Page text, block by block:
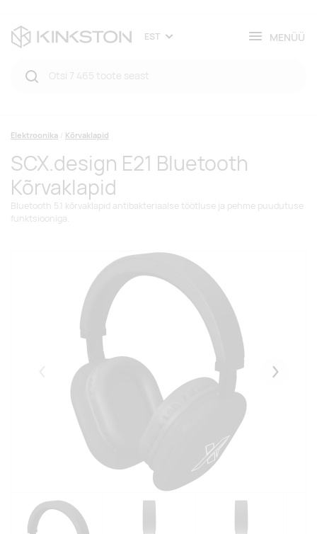
EST MENÜÜ
Elektroonika Kõrvaklapid
SCX.design E21 Bluetooth
Kõrvaklapid
Bluetooth 5.1 kõrvaklapid antibakteriaalse töötluse ja pehme puudutuse
funktsiooniga.
Eelmised